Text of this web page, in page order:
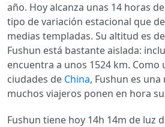
año. Hoy alcanza unas 14 horas
tipo de variación estacional que
medias templadas. Su altitud es
Fushun está bastante aislada:
encuentra a unos 1524 km. Como
ciudades de China, Fushun es
muchos viajeros ponen en hora
Fushun tiene hoy 14h 14m de luz